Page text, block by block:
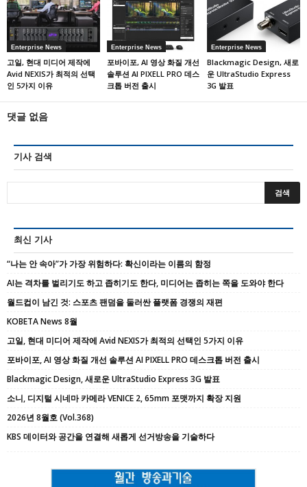
Enterprise News
고일, 현대 미디어 제작에
Avid NEXIS가 최적의 선택
인 5가지 이유
Enterprise News
포바이포, AI 영상 화질 개선
솔루션 AI PIXELL PRO 데스
크톱 버전 출시
Enterprise News
Blackmagic Design, 새로
운 UltraStudio Express
3G 발표
댓글 없음
기사 검색
최신 기사
“나는 안 속아”가 가장 위험하다: 확신이라는 이름의 함정
AI는 격차를 벌리기도 하고 좁히기도 한다, 미디어는 좁히는 쪽을 도와야 한다
월드컵이 남긴 것: 스포츠 팬덤을 둘러싼 플랫폼 경쟁의 재편
KOBETA News 8월
고일, 현대 미디어 제작에 Avid NEXIS가 최적의 선택인 5가지 이유
포바이포, AI 영상 화질 개선 솔루션 AI PIXELL PRO 데스크톱 버전 출시
Blackmagic Design, 새로운 UltraStudio Express 3G 발표
소니, 디지털 시네마 카메라 VENICE 2, 65mm 포맷까지 확장 지원
2026년 8월호 (Vol.368)
KBS 데이터와 공간을 연결해 새롭게 선거방송을 기술하다